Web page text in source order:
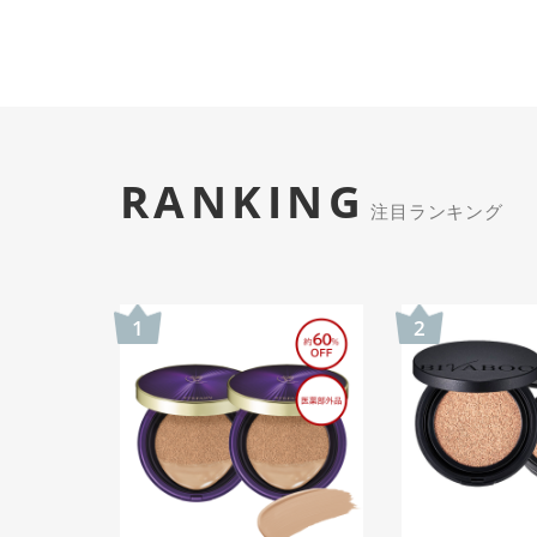
RANKING 注目ランキング
1 2